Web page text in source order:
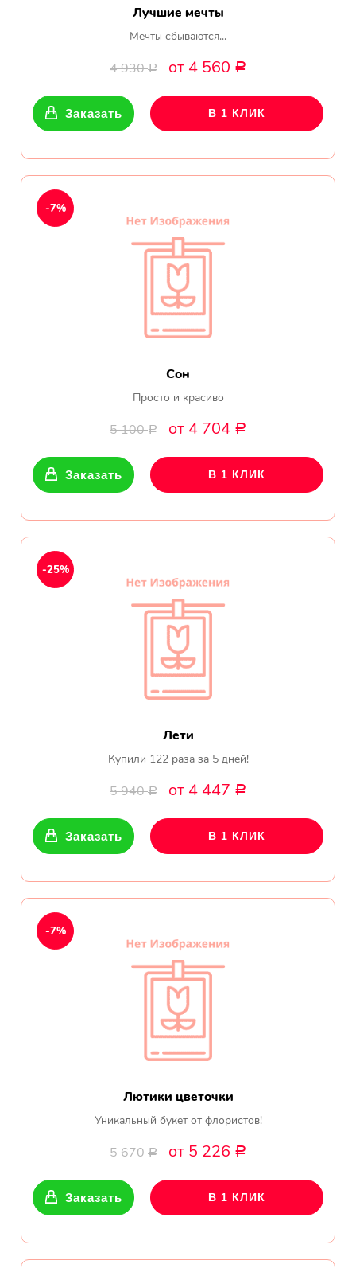
Лучшие мечты
Мечты сбываются...
4 930Р от 4 560 Р
Заказать В 1 КЛИК
Сон
Просто и красиво
5 100Р от 4 704 Р
-7%
Заказать В 1 КЛИК
Лети
Купили 122 раза за 5 дней!
5 940Р от 4 447 Р
-25%
Заказать В 1 КЛИК
Лютики цветочки
Уникальный букет от флористов!
5 670Р от 5 226 Р
-7%
Заказать В 1 КЛИК